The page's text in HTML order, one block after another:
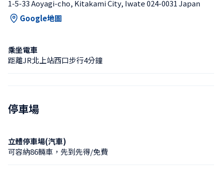
1-5-33 Aoyagi-cho, Kitakami City, Iwate 024-0031 Japan
Google地圖
乘坐電車
距離JR北上站西口步行4分鐘
停車場
立體停車場(汽車)
可容納86輛車，先到先得/免費